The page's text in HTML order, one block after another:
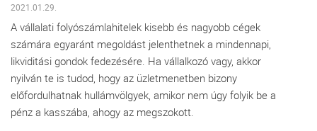
2021.01.29.
A vállalati folyószámlahitelek kisebb és nagyobb cégek
számára egyaránt megoldást jelenthetnek a mindennapi,
likviditási gondok fedezésére. Ha vállalkozó vagy, akkor
nyilván te is tudod, hogy az üzletmenetben bizony
előfordulhatnak hullámvölgyek, amikor nem úgy folyik be a
pénz a kasszába, ahogy az megszokott.